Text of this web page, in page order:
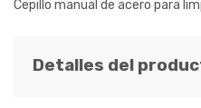
Cepillo manual de acero para
Detalles del